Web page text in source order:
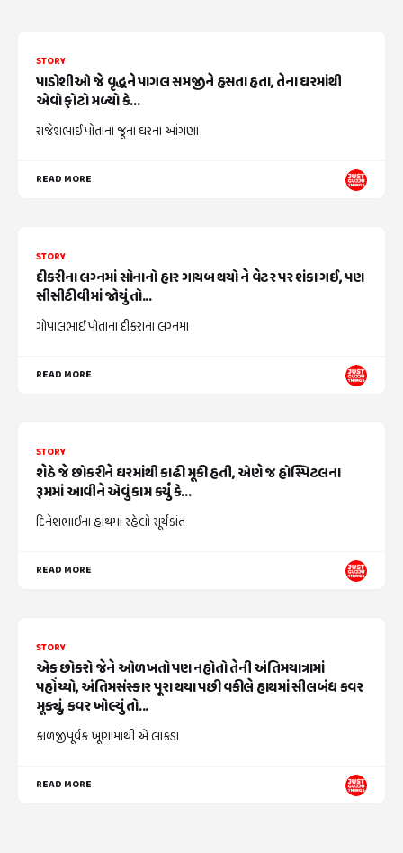
STORY
પાડોશીઓ જે વૃદ્ધને પાગલ સમજીને હસતા હતા, તેના ઘરમાંથી
એવો ફોટો મળ્યો કે...
રાજેશભાઈ પોતાના જૂના ઘરના આંગણા
READ MORE
STORY
દીકરીના લગ્નમાં સોનાનો હાર ગાયબ થયો ને વેટર પર શંકા ગઈ, પણ
સીસીટીવીમાં જોયું તો...
ગોપાલભાઈ પોતાના દીકરાના લગ્નમા
READ MORE
STORY
શેઠે જે છોકરીને ઘરમાંથી કાઢી મૂકી હતી, એણે જ હોસ્પિટલના
રૂમમાં આવીને એવું કામ કર્યું કે...
દિનેશભાઈના હાથમાં રહેલો સૂર્યકાંત
READ MORE
STORY
એક છોકરો જેને ઓળખતો પણ નહોતો તેની અંતિમયાત્રામાં
પહોંચ્યો, અંતિમસંસ્કાર પૂરા થયા પછી વકીલે હાથમાં સીલબંધ કવર
મૂક્યું, કવર ખોલ્યું તો...
કાળજીપૂર્વક ખૂણામાંથી એ લાકડા
READ MORE